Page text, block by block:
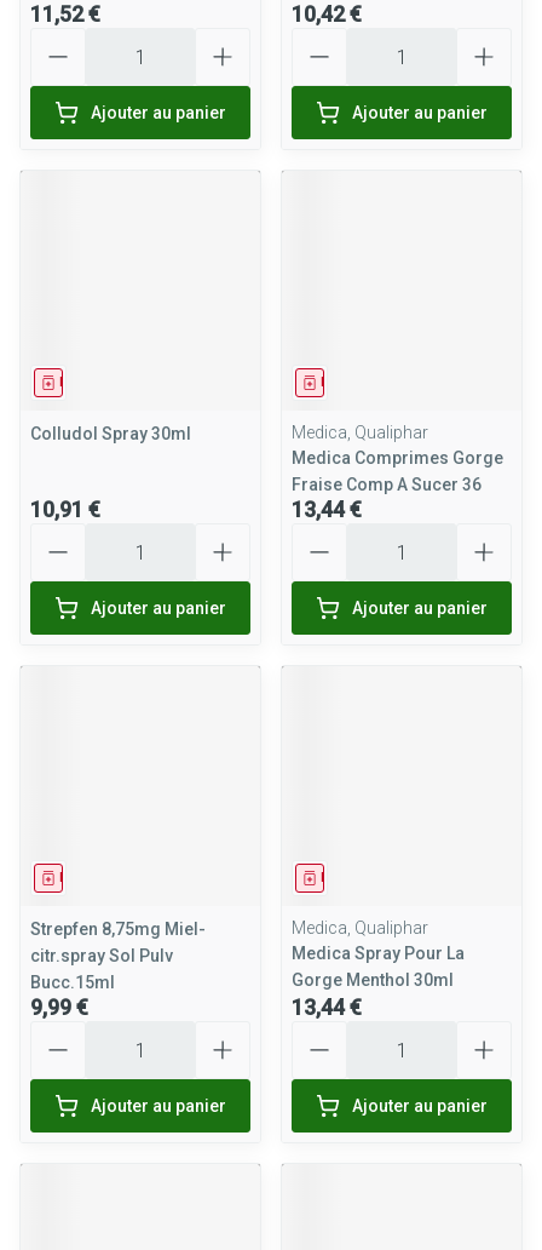
11,52 €
Ajouter au panier
10,42 €
Ajouter au panier
Colludol Spray 30ml
10,91 €
Ajouter au panier
Medica, Qualiphar
Medica Comprimes Gorge
Fraise Comp A Sucer 36
13,44 €
Ajouter au panier
Strepfen 8,75mg Miel-
citr.spray Sol Pulv
Bucc.15ml
9,99 €
Ajouter au panier
Medica, Qualiphar
Medica Spray Pour La
Gorge Menthol 30ml
13,44 €
Ajouter au panier